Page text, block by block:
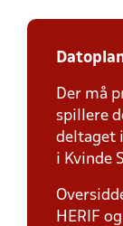
Der må
spillere
deltaget
i Kvinde
HERIF